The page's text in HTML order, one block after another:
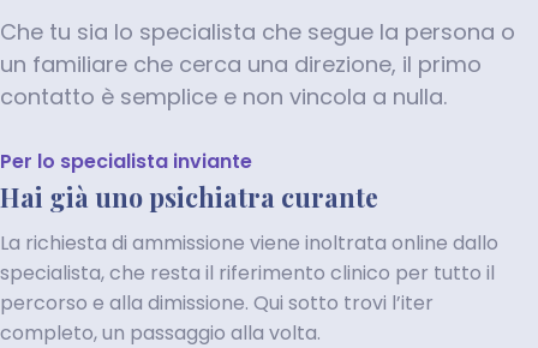
Che tu sia lo specialista che segue la persona o
un familiare che cerca una direzione, il primo
contatto è semplice e non vincola a nulla.
Per lo specialista inviante
Hai già uno psichiatra curante
La richiesta di ammissione viene inoltrata online dallo
specialista, che resta il riferimento clinico per tutto il
percorso e alla dimissione. Qui sotto trovi l’iter
completo, un passaggio alla volta.